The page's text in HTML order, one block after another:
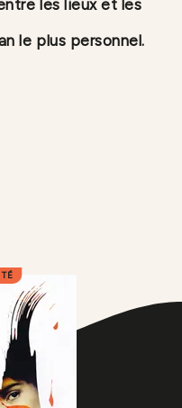
les lieux et les
le plus personnel.